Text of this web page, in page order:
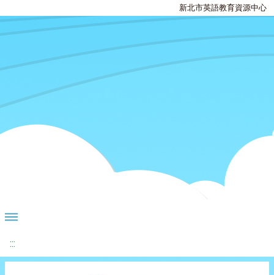
新北市英語教育資源中心
:::